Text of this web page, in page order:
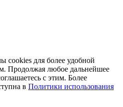
cookies для более удобной
Продолжая любое дальнейшее
с этим. Более
в Политики использования